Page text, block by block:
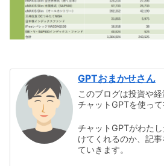
GPTおまかせさん
このブログは投資や
チャットGPTを使って
チャットGPTがわた
けてくれるのか、記
ていきます。